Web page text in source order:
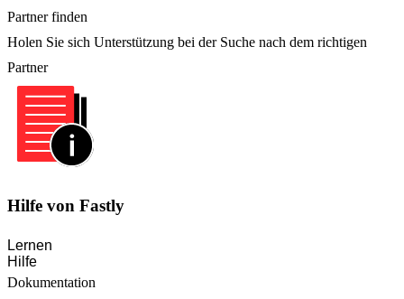
Partner finden
Holen Sie sich Unterstützung bei der Suche nach dem richtigen
Partner
Hilfe von Fastly
Lernen
Hilfe
Dokumentation